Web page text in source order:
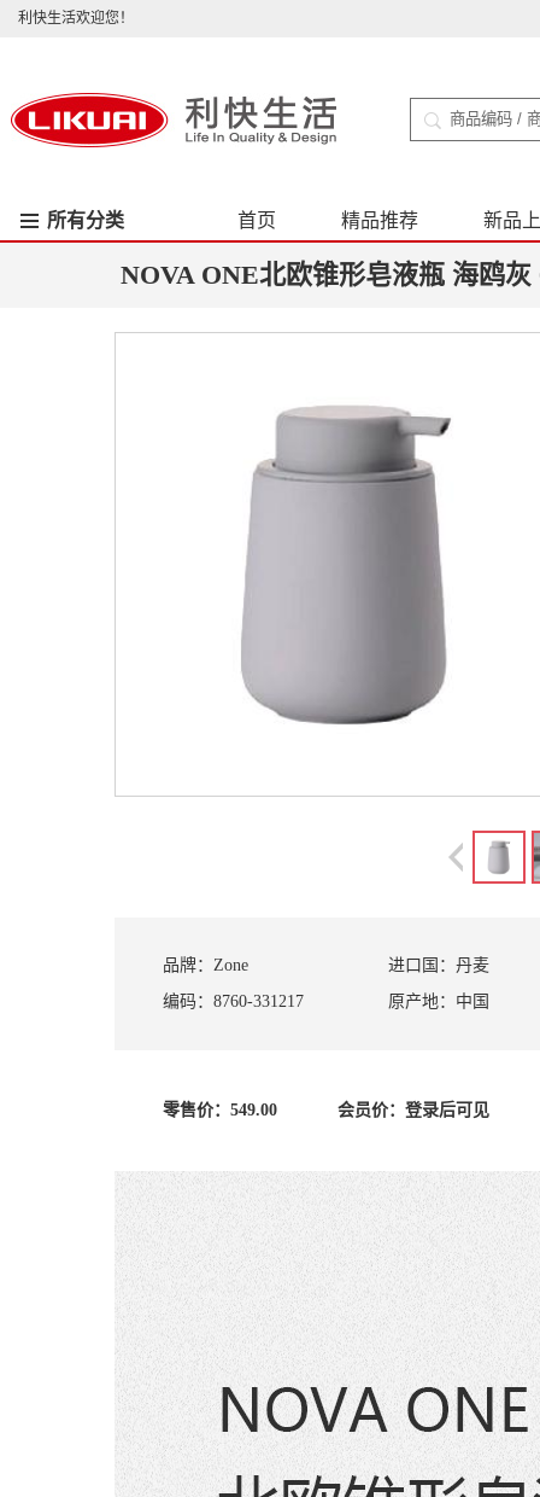
利快生活欢迎您！
所有分类 首页 精品推荐 新品
NOVA ONE北欧锥形皂液瓶 海鸥灰
品牌： Zone
编码： 8760-331217
进口国： 丹麦
原产地： 中国
零售价： 549.00 会员价： 登录后可见